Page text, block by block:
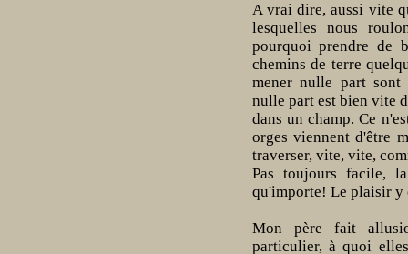
A vrai dire, aussi vite
lesquelles nous
pourquoi prendre de
chemins de terre
mener nulle part sont
nulle part est bien vite
dans un champ. Ce
orges viennent d'être
traverser, vite, vite,
Pas toujours facile,
qu'importe! Le plaisir y
Mon père fait
particulier, à quoi